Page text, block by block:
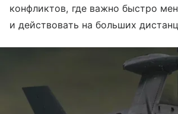
конфликтов, где важно быстро
и действовать на больших